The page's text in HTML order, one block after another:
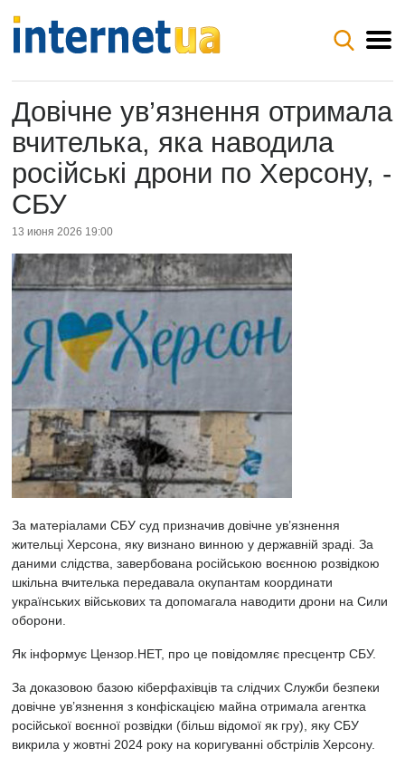
Довічне ув’язнення отримала
вчителька, яка наводила
російські дрони по Херсону, -
СБУ
13 июня 2026 19:00
За матеріалами СБУ суд призначив довічне ув’язнення
жительці Херсона, яку визнано винною у державній зраді. За
даними слідства, завербована російською воєнною розвідкою
шкільна вчителька передавала окупантам координати
українських військових та допомагала наводити дрони на Сили
оборони.
Як інформує Цензор.НЕТ, про це повідомляє пресцентр СБУ.
За доказовою базою кіберфахівців та слідчих Служби безпеки
довічне ув’язнення з конфіскацією майна отримала агентка
російської воєнної розвідки (більш відомої як гру), яку СБУ
викрила у жовтні 2024 року на коригуванні обстрілів Херсону.